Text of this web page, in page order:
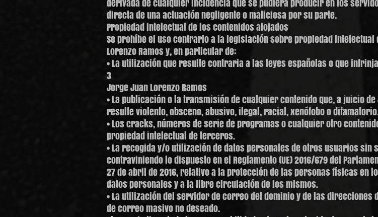
derivada de cualquier incidencia que se pudiera producir en los
directa de una actuación negligente o maliciosa por su parte.
Propiedad intelectual de los contenidos alojados
Se prohíbe el uso contrario a la legislación sobre propiedad
Lorenzo Ramos y, en particular de:
• La utilización que resulte contraria a las leyes españolas o que
3
Jorge Juan Lorenzo Ramos
• La publicación o la transmisión de cualquier contenido que, a juicio de
resulte violento, obsceno, abusivo, ilegal, racial, xenófobo o
• Los cracks, números de serie de programas o cualquier otro
propiedad intelectual de terceros.
• La recogida y/o utilización de datos personales de otros usuarios sin
contraviniendo lo dispuesto en el Reglamento (UE) 2016/679 del
27 de abril de 2016, relativo a la protección de las personas físicas en
datos personales y a la libre circulación de los mismos.
• La utilización del servidor de correo del dominio y de las
de correo masivo no deseado.